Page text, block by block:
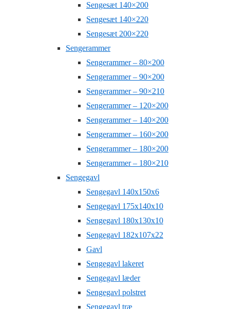
Sengesæt 140×200
Sengesæt 140×220
Sengesæt 200×220
Sengerammer
Sengerammer – 80×200
Sengerammer – 90×200
Sengerammer – 90×210
Sengerammer – 120×200
Sengerammer – 140×200
Sengerammer – 160×200
Sengerammer – 180×200
Sengerammer – 180×210
Sengegavl
Sengegavl 140x150x6
Sengegavl 175x140x10
Sengegavl 180x130x10
Sengegavl 182x107x22
Gavl
Sengegavl lakeret
Sengegavl læder
Sengegavl polstret
Sengegavl træ